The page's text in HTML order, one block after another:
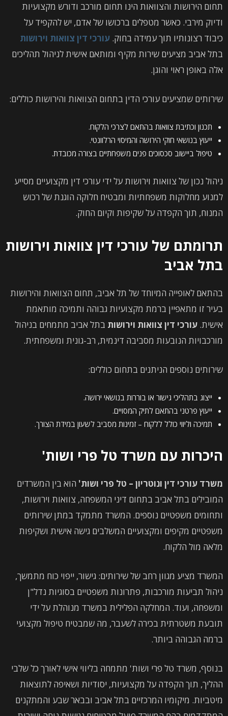
תחום הירושות והצוואות הינו תחום מורכב ודורש מקצועיות
ודיוק מירבי. כאשר מטפלים ברכושו של אדם, יש להקפיד על
כיבוד רצונותיו תוך עמידה בחוק. עורכי דין צוואות וירושות
בתל אביב מציעים שירות מקיף ומותאם אישית לניהול תהליכים
אלה באופן ראוי והוגן.
שירותים שמציעים עורכי הדין בתחום הצוואות והירושות כוללים:
תכנון וכתיבת צוואות בהתאם לצרכי הלקוח.
ייעוץ בנושאי חוקי הירושה והמיסוי הרלוונטי.
טיפול ביישוב סכסוכים פנים משפחתיים בצורה מכובדת.
ניהול נכון של צוואות וירושות על ידי עורכי דין מקצועיים מסייע
למנוע מחלוקות משפחתיות ומבטיח חלוקה הוגנת של רכוש
המנוח, תוך הקפדה על שקיפות וקיום החוק.
תרומתם של עורכי דין צוואות וירושות
בתל אביב
בהתאם לאופייה המיוחד של תל אביב, תחום הצוואות והירושות
בעיר זו מתאפיין ברמת מקצועיות גבוהה ותמיכה מותאמת
אישית. עורכי דין צוואות וירושות בתל אביב מתמחים בניהול
מורכבויות הנובעות מסביבה דינמית, רב-גונית ומשפחתית.
שירותים נוספים הניתנים בתחום כוללים:
ייצוג בתהליכי גישור או בוררות בנושאי ירושה.
ייעוץ פרטני בהתאם לתיק המסויים.
תמיכה וליווי כולל ללקוח – זמינות מסביב לשעון במידת הצורך.
היכרות עם משרד טל פרי ושות'
משרד עורכי דין ונוטריון – טל פרי ושות' הוא בין המשרדים
המובילים בתל אביב בתחום דיני המשפחה, צוואות וירושות,
ותחומים משפטיים נוספים. המשרד מתמקד במתן שירותים
משפטיים מקיפים ומקצועיים המשלבים גישה אישית ושקיפות
מלאה מול הלקוח.
המשרד מציע מגוון רחב של שירותים: גישור, ייפוי כוח מתמשך,
ניהול תביעות מורכבות, פתרונות משפטיים בסוגיות נדל"ן
ומשפחה, ועוד. המחלקה הפלילית במשרד מנוהלת על ידי
תובעת משטרתית בכירה לשעבר, מה שמבטיח טיפול מקצועי
ברמה הגבוהה ביותר.
בנוסף, משרד טל פרי ושות' מתמחה בליווי אישי לאורך כל שלבי
ההליך, תוך הקפדה על מקצועיות, יסודיות ושאיפה לתוצאות
מיטביות. מיקומיו המרכזיים בתל אביב ובבאר שבע והמתקנים